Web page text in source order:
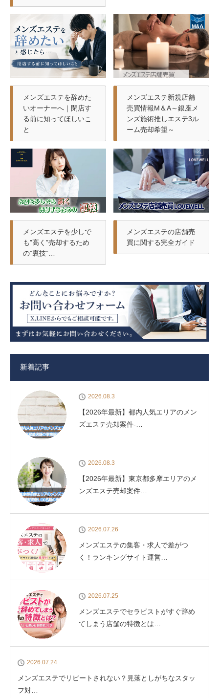
メンズエステを辞めた
いオーナーへ｜閉店す
る前に知ってほしいこ
と
メンズエステ新規店舗
売買情報M＆A～銀座メ
ンズ施術推しエステ3ル
ーム売却希望～
メンズエステを少しで
も”高く”売却するため
の”裏技”…
メンズエステの店舗売
買に関する完全ガイド
新着記事
2026.08.3
【2026年最新】都内人気エリアのメン
ズエステ売却案件-…
2026.08.3
【2026年最新】東京都多摩エリアのメ
ンズエステ売却案件…
2026.07.26
メンズエステの集客・求人で差がつ
く！ランキングサイト運営…
2026.07.25
メンズエステでセラピストがすぐ辞め
てしまう店舗の特徴とは…
2026.07.24
メンズエステでリピートされない？見落としがちなスタッ
フ対…